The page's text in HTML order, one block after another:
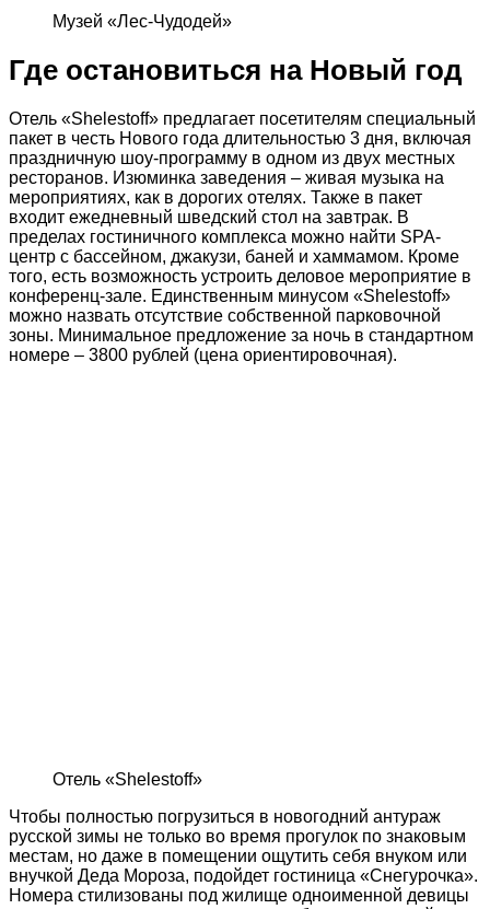
Музей «Лес-Чудодей»
Где остановиться на Новый год
Отель «Shelestoff» предлагает посетителям специальный
пакет в честь Нового года длительностью 3 дня, включая
праздничную шоу-программу в одном из двух местных
ресторанов. Изюминка заведения – живая музыка на
мероприятиях, как в дорогих отелях. Также в пакет
входит ежедневный шведский стол на завтрак. В
пределах гостиничного комплекса можно найти SPA-
центр с бассейном, джакузи, баней и хаммамом. Кроме
того, есть возможность устроить деловое мероприятие в
конференц-зале. Единственным минусом «Shelestoff»
можно назвать отсутствие собственной парковочной
зоны. Минимальное предложение за ночь в стандартном
номере – 3800 рублей (цена ориентировочная).
Отель «Shelestoff»
Чтобы полностью погрузиться в новогодний антураж
русской зимы не только во время прогулок по знаковым
местам, но даже в помещении ощутить себя внуком или
внучкой Деда Мороза, подойдет гостиница «Снегурочка».
Номера стилизованы под жилище одноименной девицы